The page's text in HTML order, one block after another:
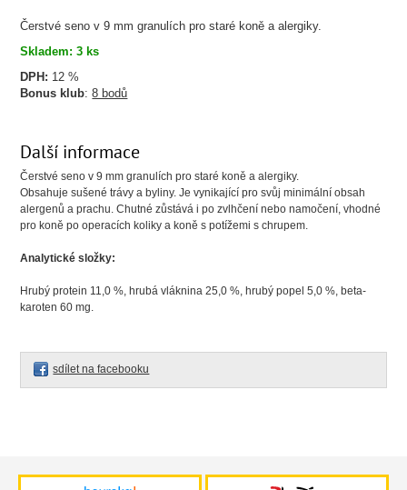
Čerstvé seno v 9 mm granulích pro staré koně a alergiky.
Skladem: 3 ks
DPH: 12 %
Bonus klub:8 bodů
Další informace
Čerstvé seno v 9 mm granulích pro staré koně a alergiky.
Obsahuje sušené trávy a byliny. Je vynikající pro svůj minimální obsah
alergenů a prachu. Chutné zůstává i po zvlhčení nebo namočení, vhodné
pro koně po operacích koliky a koně s potížemi s chrupem.
Analytické složky:
Hrubý protein 11,0 %, hrubá vláknina 25,0 %, hrubý popel 5,0 %, beta-
karoten 60 mg.
sdílet na facebooku